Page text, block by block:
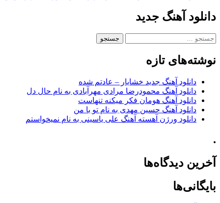
دانلود آهنگ جدید
جستجو
نوشته‌های تازه
دانلود آهنگ جدید خشایار – عادتم شده
دانلود آهنگ محمودرضا مرادی مهرآبادی به نام حال دل
دانلود آهنگ هومان فکر میکنه تنهاست
دانلود آهنگ حسین مهدی به نام تو با من
دانلود ورژن آهسته آهنگ علی یاسینی به نام نمیخواستم
.
آخرین دیدگاه‌ها
بایگانی‌ها